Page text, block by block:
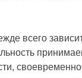
всего